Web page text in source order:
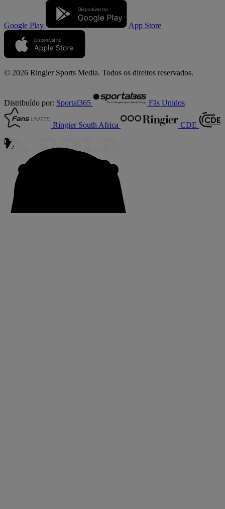
Google Play App Store
© 2026 Ringier Sports Media. Todos os direitos reservados.
Distribuído por: Sportal365 Fãs Unidos
Ringier South Africa CDE